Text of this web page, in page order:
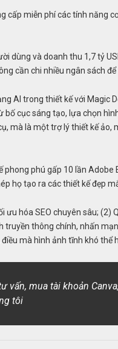
cấp miễn phí các tính năng
dùng và doanh thu 1,7 tỷ
cần chi nhiều ngân sách
AI trong thiết kế với Magic
cục sáng tạo, lựa chọn
mà là một trợ lý thiết kế
phong phú gấp 10 lần
họ tạo ra các thiết kế đẹp
ưu hóa SEO chuyên sâu; (2)
truyền thông chính, nhấn
mà hình ảnh tĩnh khó thể
vấn, mua tài khoản Canva,
tôi